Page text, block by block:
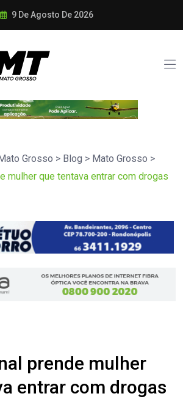
9 De Agosto De 2026
Grosso > Blog > Mato Grosso >
mulher que tentava entrar com drogas
prende mulher
entrar com drogas